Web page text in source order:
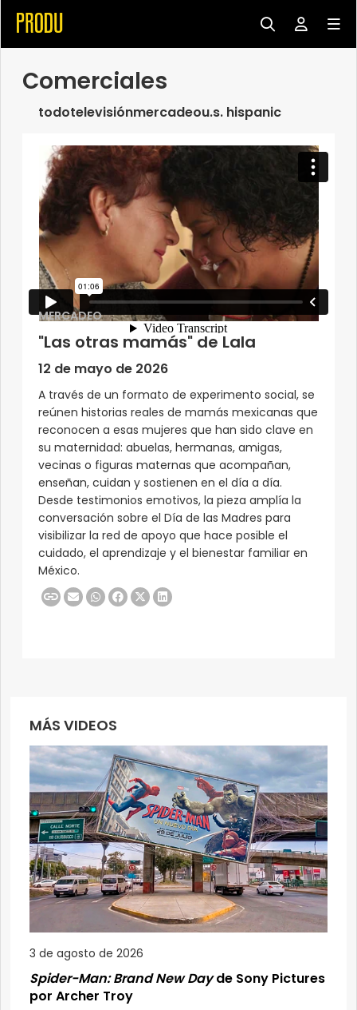
Comerciales
todotelevisiónmercadeou.s. hispanic
MERCADEO
"Las otras mamás" de Lala
12 de mayo de 2026
A través de un formato de experimento social, se
reúnen historias reales de mamás mexicanas que
reconocen a esas mujeres que han sido clave en
su maternidad: abuelas, hermanas, amigas,
vecinas o figuras maternas que acompañan,
enseñan, cuidan y sostienen en el día a día.
Desde testimonios emotivos, la pieza amplía la
conversación sobre el Día de las Madres para
visibilizar la red de apoyo que hace posible el
cuidado, el aprendizaje y el bienestar familiar en
México.
MÁS VIDEOS
3 de agosto de 2026
Spider-Man: Brand New Dayde Sony Pictures
por Archer Troy